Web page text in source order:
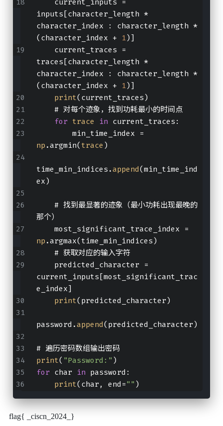
inputs[character_length *
character_index : character_length *
(character_index + 1)]
traces[character_length *
character_index : character_length *
(character_index + 1)]
print(current_traces)
    # 对每个迹象，找到功耗最小的时间点
for trace in current_traces:
np .argmin( trace )
time_min_indices.append(min_time_ind
ex)
那个）
np .argmax(time_min_indices)
    # 获取对应的输入字符
current_inputs[most_significant_trac
e_index]
print(predicted_character)
password.append(predicted_character)
# 遍历密码数组输出密码
print( "Password:" )
for char in password:
print(char, end="" )
flag{ _ciscn_2024_}